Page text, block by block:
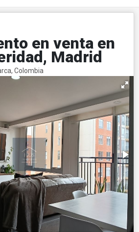
en venta en
Madrid
Colombia